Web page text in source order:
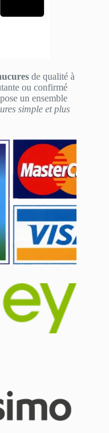
de qualité à
ou confirmé
un ensemble
simple et plus